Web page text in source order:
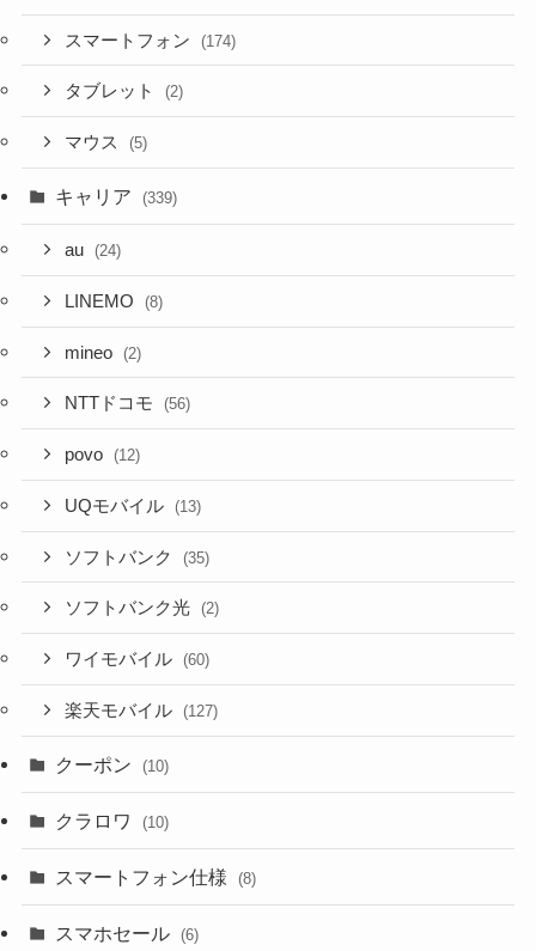
スマートフォン (174)
タブレット (2)
マウス (5)
キャリア (339)
au (24)
LINEMO (8)
mineo (2)
NTTドコモ (56)
povo (12)
UQモバイル (13)
ソフトバンク (35)
ソフトバンク光 (2)
ワイモバイル (60)
楽天モバイル (127)
クーポン (10)
クラロワ (10)
スマートフォン仕様 (8)
スマホセール (6)